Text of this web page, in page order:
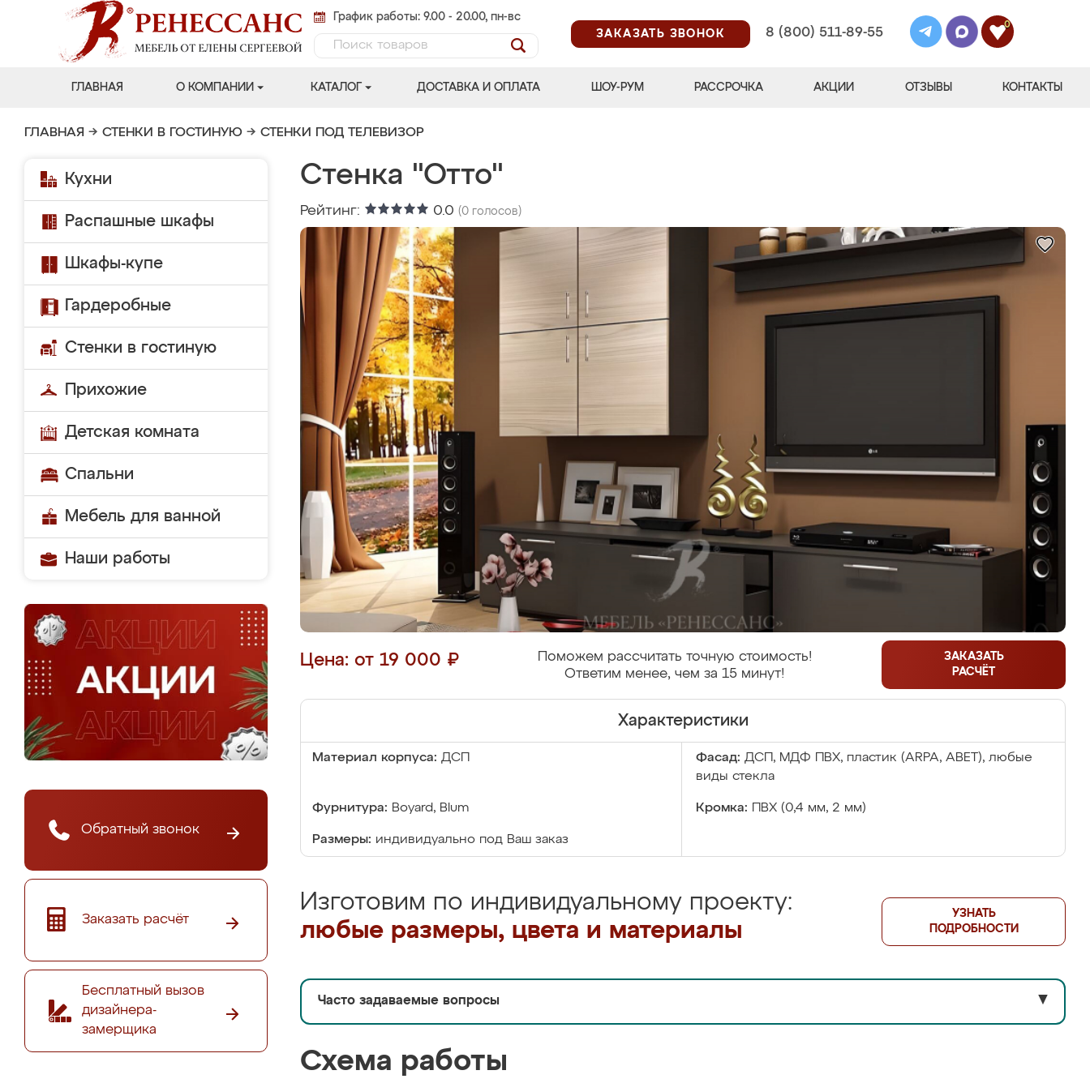
График работы: 9.00 - 20.00, пн-вс
ЗАКАЗАТЬ ЗВОНОК
8 (800) 511-89-55
0
ГЛАВНАЯ О КОМПАНИИ КАТАЛОГ ДОСТАВКА И ОПЛАТА ШОУ-РУМ РАССРОЧКА АКЦИИ ОТЗЫВЫ КОНТАКТЫ
ГЛАВНАЯ → СТЕНКИ В ГОСТИНУЮ → СТЕНКИ ПОД ТЕЛЕВИЗОР
Кухни
Распашные шкафы
Шкафы-купе
Гардеробные
Стенки в гостиную
Прихожие
Детская комната
Спальни
Мебель для ванной
Наши работы
Обратный звонок
Заказать расчёт
Бесплатный вызов
дизайнера-
замерщика
Стенка "Отто"
Рейтинг: 0.0 (0 голосов)
Цена: от 19 000 ₽
Поможем рассчитать точную стоимость!
Ответим менее, чем за 15 минут!
ЗАКАЗАТЬ
РАСЧЁТ
Характеристики
Материал корпуса: ДСП Фасад: ДСП, МДФ ПВХ, пластик (ARPA, ABET), любые
виды стекла
Фурнитура: Boyard, Blum Кромка: ПВХ (0,4 мм, 2 мм)
Размеры: индивидуально под Ваш заказ
Изготовим по индивидуальному проекту:
любые размеры, цвета и материалы
УЗНАТЬ
ПОДРОБНОСТИ
Часто задаваемые вопросы ▼
Схема работы